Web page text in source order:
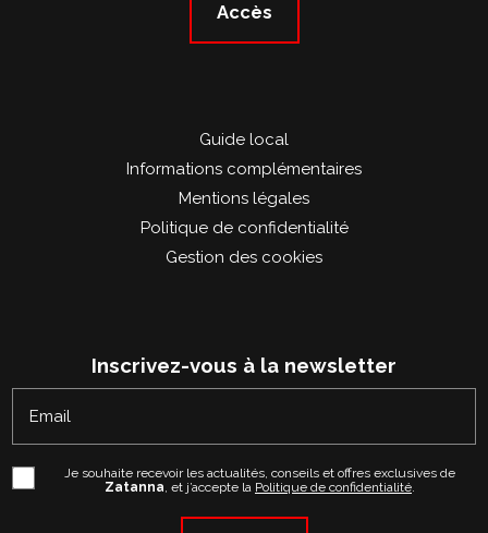
Accès
Guide local
Informations complémentaires
Mentions légales
Politique de confidentialité
Gestion des cookies
Inscrivez-vous à la newsletter
Email
Je souhaite recevoir les actualités, conseils et offres exclusives de
Zatanna , et j’accepte la Politique de confidentialité